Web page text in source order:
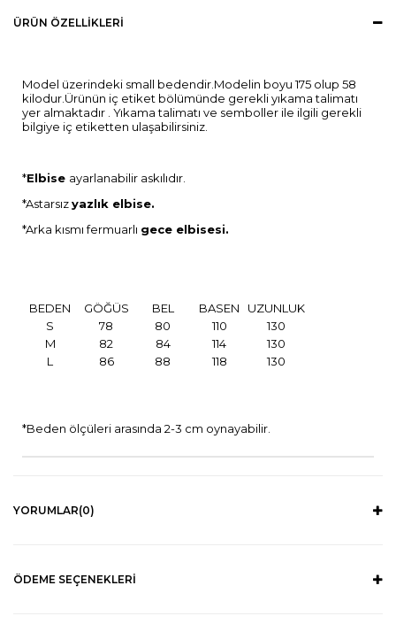
ÜRÜN ÖZELLIKLERI
Model üzerindeki small bedendir.Modelin boyu 175 olup 58
kilodur.Ürünün iç etiket bölümünde gerekli yıkama talimatı
yer almaktadır . Yıkama talimatı ve semboller ile ilgili gerekli
bilgiye iç etiketten ulaşabilirsiniz.
*Elbise ayarlanabilir askılıdır.
*Astarsızyazlık elbise.
*Arka kısmı fermuarlı gece elbisesi.
BEDEN GÖĞÜS BEL BASEN
UZUNLUK
S
78 80 110
130
M
82 84 114
130
L
86 88 118 130
*Beden ölçüleri arasında 2-3 cm oynayabilir.
YORUMLAR(0)
ÖDEME SEÇENEKLERI